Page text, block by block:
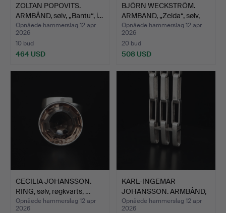
ZOLTAN POPOVITS.
ARMBÅND, sølv, „Bantu“, i…
Opnåede hammerslag 12 apr
2026
10 bud
464 USD
BJÖRN WECKSTRÖM.
ARMBAND, „Zelda“, sølv,
L…
Opnåede hammerslag 12 apr
2026
20 bud
508 USD
CECILIA JOHANSSON.
RING, sølv, røgkvarts, …
Opnåede hammerslag 12 apr
2026
KARL-INGEMAR
JOHANSSON. ARMBÅND,
sølv, Göt…
Opnåede hammerslag 12 apr
2026